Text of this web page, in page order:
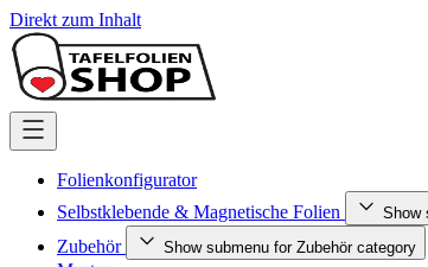
Direkt zum Inhalt
Folienkonfigurator
Selbstklebende & Magnetische Folien
Show
Zubehör Show submenu for Zubehör category